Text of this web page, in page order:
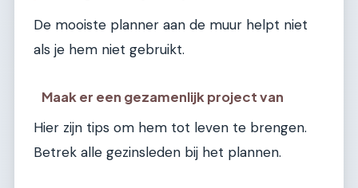
De mooiste planner aan de muur helpt niet
als je hem niet gebruikt.
Maak er een gezamenlijk project van
Hier zijn tips om hem tot leven te brengen.
Betrek alle gezinsleden bij het plannen.